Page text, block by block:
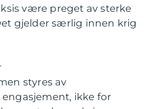
være preget av sterke
gjelder særlig innen krig
styres av
ikke for